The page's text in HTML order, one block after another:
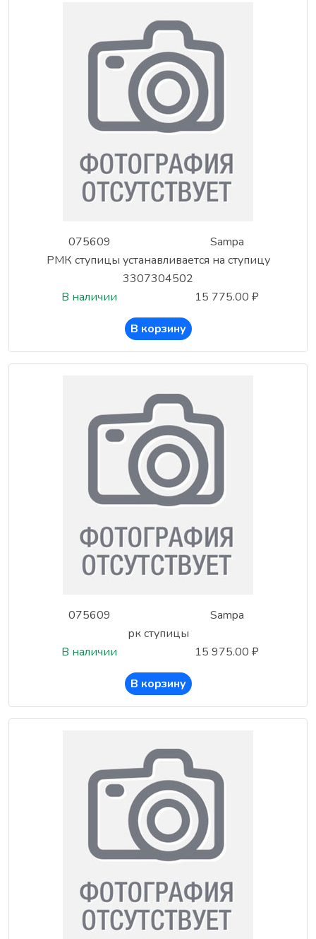
075609
Sampa
РМК ступицы устанавливается на ступицу
3307304502
В наличии
15 775.00 ₽
В корзину
075609
Sampa
рк ступицы
В наличии
15 975.00 ₽
В корзину